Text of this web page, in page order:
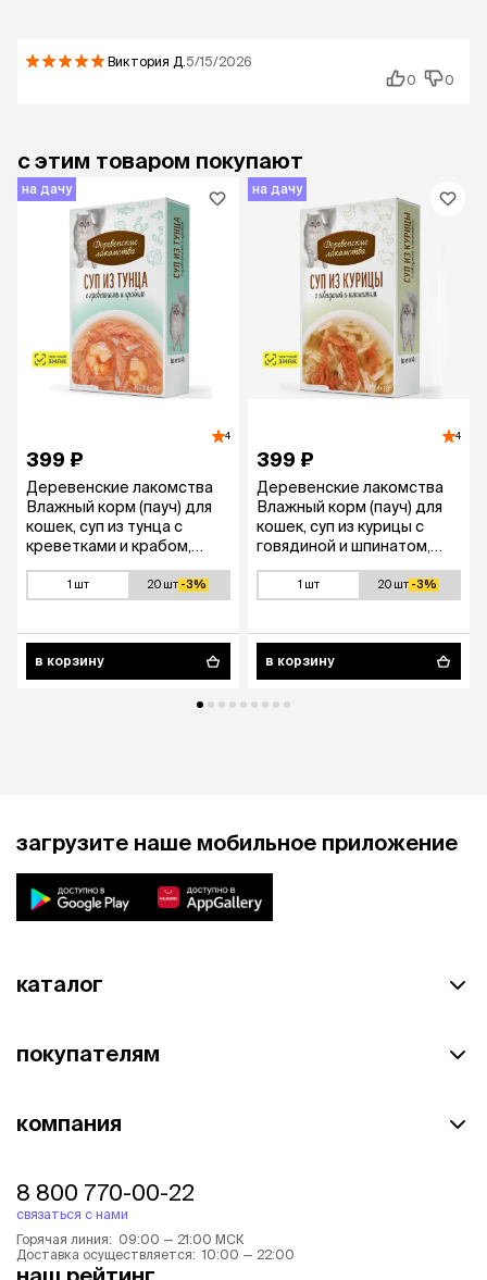
Виктория Д. 5/15/2026
0
0
с этим товаром покупают
на дачу
4
399 ₽
Деревенские лакомства
Влажный корм (пауч) для
кошек, суп из тунца с
креветками и крабом,
1 шт 20 шт -3%
в корзину
на дачу
4
399 ₽
Деревенские лакомства
Влажный корм (пауч) для
кошек, суп из курицы с
говядиной и шпинатом,
1 шт 20 шт -3%
в корзину
загрузите наше мобильное приложение
каталог
покупателям
компания
8 800 770-00-22
связаться с нами
Горячая линия: 09:00 — 21:00 МСК
Доставка осуществляется: 10:00 — 22:00
наш рейтинг